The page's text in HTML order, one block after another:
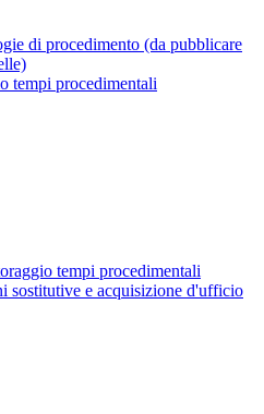
di procedimento (da pubblicare
tempi procedimentali
tempi procedimentali
sostitutive e acquisizione d'ufficio